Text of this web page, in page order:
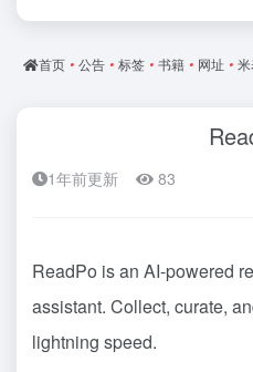
首页 • 公告 • 标签 • 书籍 • 网址 •
1年前更新 83
ReadPo is an AI-powered
assistant. Collect, curate,
lightning speed.